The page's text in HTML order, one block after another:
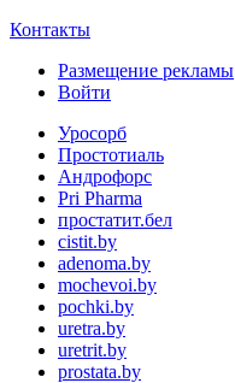
Контакты
Размещение рекламы
Войти
Уросорб
Простотиаль
Андрофорс
Pri Pharma
простатит.бел
cistit.by
adenoma.by
mochevoi.by
pochki.by
uretra.by
uretrit.by
prostata.by